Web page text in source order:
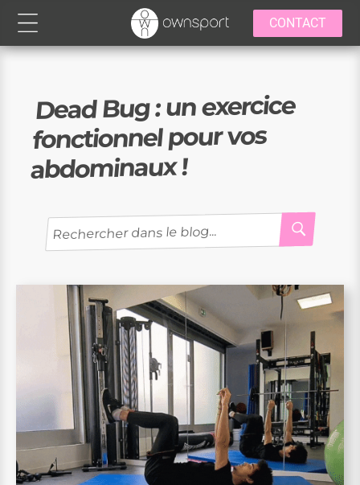
CONTACT
Dead Bug : un exercice
fonctionnel pour vos
abdominaux !
Recherche
pour